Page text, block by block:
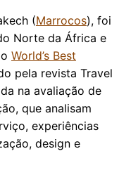
(Marrocos), foi
Norte da África e
World’s Best
pela revista Travel
na avaliação de
que analisam
experiências
design e